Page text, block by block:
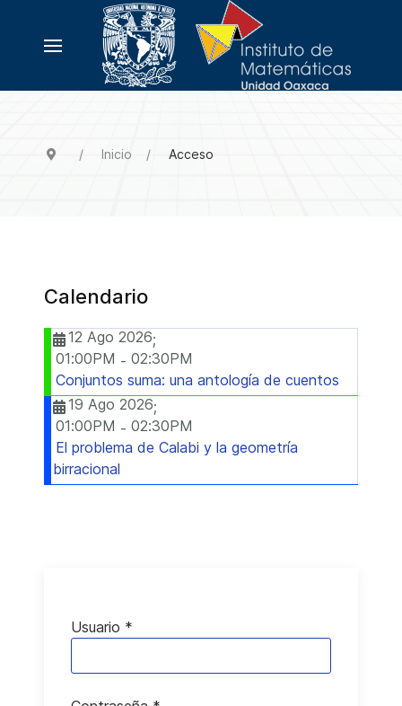
Inicio Acceso
Calendario
12 Ago 2026;
01:00PM - 02:30PM
Conjuntos suma: una antología de cuentos
19 Ago 2026;
01:00PM - 02:30PM
El problema de Calabi y la geometría
birracional
Usuario *